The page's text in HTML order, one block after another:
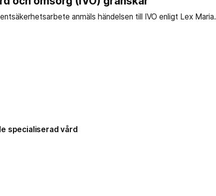
anmäls händelsen till IVO enligt Lex Maria.
specialiserad vård